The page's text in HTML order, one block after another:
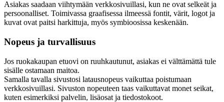
Asiakas saadaan viihtymään verkkosivuillasi, kun ne ovat selkeät ja
persoonalliset. Toimivassa graafisessa ilmeessä fontit, värit, logot ja
kuvat ovat paitsi harkittuja, myös symbioosissa keskenään.
Nopeus ja turvallisuus
Jos ruokakaupan etuovi on ruuhkautunut, asiakas ei välttämättä tule
sisälle ostamaan maitoa.
Samalla tavalla sivustosi latausnopeus vaikuttaa poistumaan
verkkosivuillasi. Sivuston nopeuteen taas vaikuttavat monet seikat,
kuten esimerkiksi palvelin, lisäosat ja tiedostokoot.